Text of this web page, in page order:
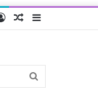
Random
Log